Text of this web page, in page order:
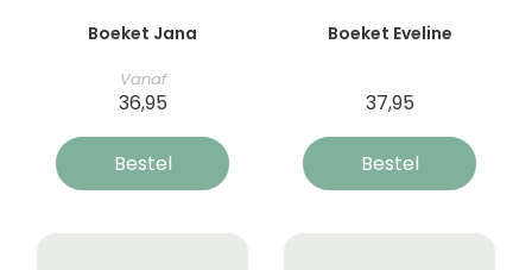
Boeket Jana
Vanaf
36,95
Bestel
Boeket Eveline
37,95
Bestel